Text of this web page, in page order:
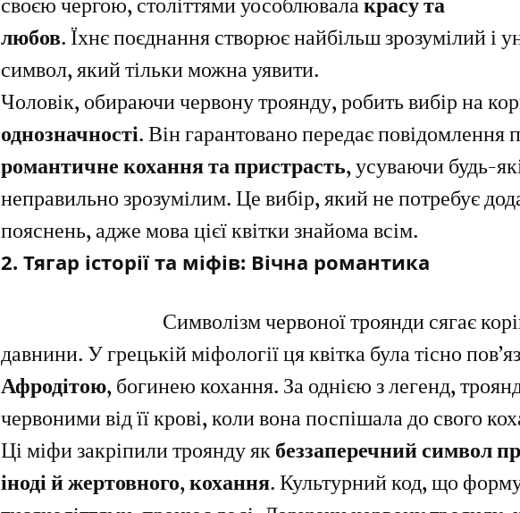
своєю чергою, століттями уособлювала красу та
любов. Їхнє поєднання створює найбільш зрозумілий і
символ, який тільки можна уявити.
Чоловік, обираючи червону троянду, робить вибір на
однозначності. Він гарантовано передає повідомлення
романтичне кохання та пристрасть, усуваючи будь-
неправильно зрозумілим. Це вибір, який не потребує
пояснень, адже мова цієї квітки знайома всім.
2. Тягар історії та міфів: Вічна романтика
Символізм червоної троянди сягає
давнини. У грецькій міфології ця квітка була тісно
Афродітою, богинею кохання. За однією з легенд,
червоними від її крові, коли вона поспішала до свого
Ці міфи закріпили троянду як беззаперечний символ
іноді й жертовного, кохання. Культурний код, що